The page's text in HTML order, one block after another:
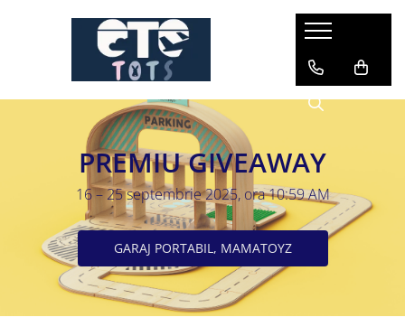
CĂRUCIOARE & SCAUNE AUTO
cărucioare YOYO
cărucioare NUNA
cărucioare U-GROW
scaune auto pentru avion
accesorii cărucioare
accesorii scaun auto
accesorii scaun avion
PREMIU GIVEAWAY
16 – 25 septembrie 2025, ora 10:59 AM
GARAJ PORTABIL, MAMATOYZ